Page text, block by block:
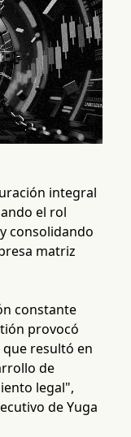
integral
el rol
consolidando
matriz
constante
provocó
resultó en
de
legal",
de Yuga